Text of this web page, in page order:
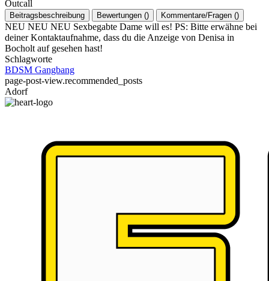
Outcall
Beitragsbeschreibung Bewertungen () Kommentare/Fragen ()
NEU NEU NEU Sexbegabte Dame will es! PS: Bitte erwähne bei
deiner Kontaktaufnahme, dass du die Anzeige von Denisa in
Bocholt auf gesehen hast!
Schlagworte
BDSM Gangbang
page-post-view.recommended_posts
Adorf